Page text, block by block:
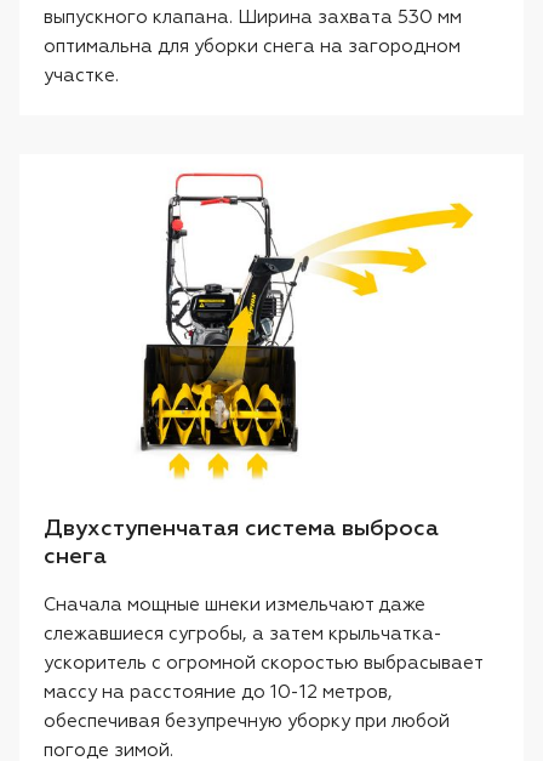
выпускного клапана. Ширина захвата 530 мм
оптимальна для уборки снега на загородном
участке.
Двухступенчатая система выброса
снега
Сначала мощные шнеки измельчают даже
слежавшиеся сугробы, а затем крыльчатка-
ускоритель с огромной скоростью выбрасывает
массу на расстояние до 10-12 метров,
обеспечивая безупречную уборку при любой
погоде зимой.